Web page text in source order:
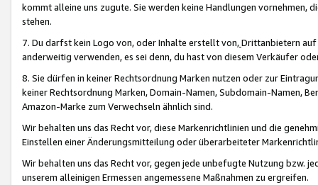
kommt alleine uns zugute. Sie werden keine Handlungen vornehmen,
stehen.
7. Du darfst kein Logo von, oder Inhalte erstellt von,Drittanbietern auf
anderweitig verwenden, es sei denn, du hast von diesem Verkäufer
8. Sie dürfen in keiner Rechtsordnung Marken nutzen oder zur
keiner Rechtsordnung Marken, Domain-Namen, Subdomain-Namen,
Amazon-Marke zum Verwechseln ähnlich sind.
Wir behalten uns das Recht vor, diese Markenrichtlinien und die
Einstellen einer Änderungsmitteilung oder überarbeiteter
Wir behalten uns das Recht vor, gegen jede unbefugte Nutzung bzw.
unserem alleinigen Ermessen angemessene Maßnahmen zu ergreifen.